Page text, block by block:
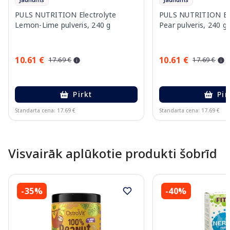
PULS NUTRITION Electrolyte
Lemon-Lime pulveris, 240 g
10.61 € 17.69 €
Pirkt
Standarta cena: 17.69 €
PULS NUTRITION
Pear pulveris, 240 g
10.61 € 17.69 €
Standarta cena: 17.69 €
Visvairāk aplūkotie produkti šobrīd
-35% -40%